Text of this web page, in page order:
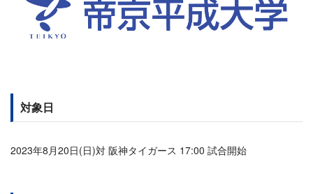
対象日
2023年8月20日(日)対 阪神タイガース 17:00 試合開始